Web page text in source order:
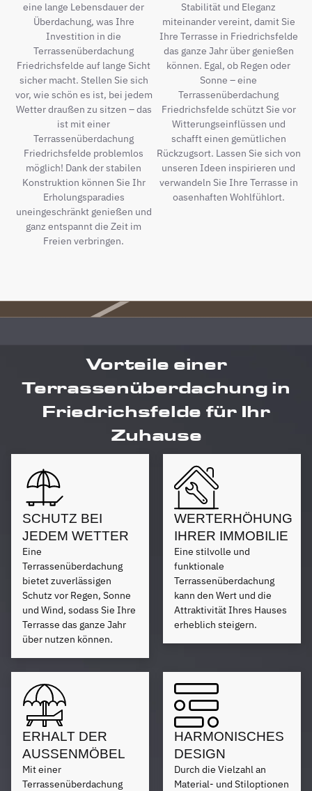
eine lange Lebensdauer der
Überdachung, was Ihre
Investition in die
Terrassenüberdachung
Friedrichsfelde auf lange Sicht
sicher macht. Stellen Sie sich
vor, wie schön es ist, bei jedem
Wetter draußen zu sitzen – das
ist mit einer
Terrassenüberdachung
Friedrichsfelde problemlos
möglich! Dank der stabilen
Konstruktion können Sie Ihr
Erholungsparadies
uneingeschränkt genießen und
ganz entspannt die Zeit im
Freien verbringen.
Stabilität und Eleganz
miteinander vereint, damit Sie
Ihre Terrasse in Friedrichsfelde
das ganze Jahr über genießen
können. Egal, ob Regen oder
Sonne – eine
Terrassenüberdachung
Friedrichsfelde schützt Sie vor
Witterungseinflüssen und
schafft einen gemütlichen
Rückzugsort. Lassen Sie sich von
unseren Ideen inspirieren und
verwandeln Sie Ihre Terrasse in
oasenhaften Wohlfühlort.
Vorteile einer
Terrassenüberdachung in
Friedrichsfelde für Ihr
Zuhause
SCHUTZ BEI
JEDEM WETTER
Eine
Terrassenüberdachung
bietet zuverlässigen
Schutz vor Regen, Sonne
und Wind, sodass Sie Ihre
Terrasse das ganze Jahr
über nutzen können.
WERTERHÖHUNG
IHRER IMMOBILIE
Eine stilvolle und
funktionale
Terrassenüberdachung
kann den Wert und die
Attraktivität Ihres Hauses
erheblich steigern.
ERHALT DER
AUSSENMÖBEL
Mit einer
Terrassenüberdachung
HARMONISCHES
DESIGN
Durch die Vielzahl an
Material- und Stiloptionen